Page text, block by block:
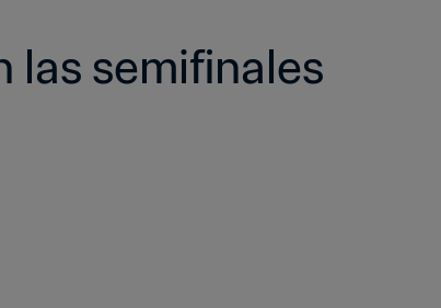
las semifinales